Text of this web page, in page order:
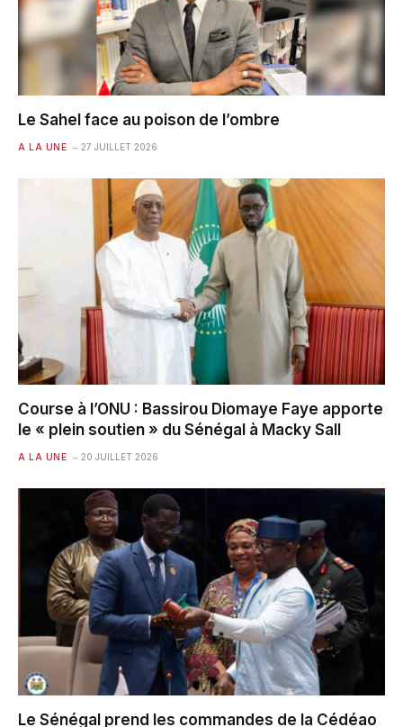
Le Sahel face au poison de l’ombre
A LA UNE 27 JUILLET 2026
Course à l’ONU : Bassirou Diomaye Faye apporte
le « plein soutien » du Sénégal à Macky Sall
A LA UNE 20 JUILLET 2026
Le Sénégal prend les commandes de la Cédéao